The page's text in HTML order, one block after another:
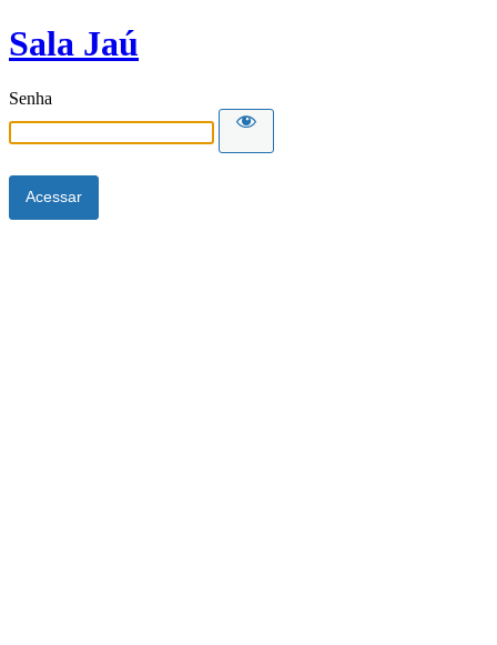
Sala Jaú
Senha